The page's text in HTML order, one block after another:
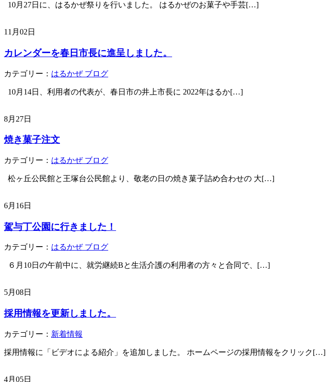
10月27日に、はるかぜ祭りを行いました。 はるかぜのお菓子や手芸[…]
11月02日
カレンダーを春日市長に進呈しました。
カテゴリー： はるかぜ ブログ
10月14日、利用者の代表が、春日市の井上市長に 2022年はるか[…]
8月27日
焼き菓子注文
カテゴリー： はるかぜ ブログ
松ヶ丘公民館と王塚台公民館より、敬老の日の焼き菓子詰め合わせの 大[…]
6月16日
駕与丁公園に行きました！
カテゴリー： はるかぜ ブログ
６月10日の午前中に、就労継続Bと生活介護の利用者の方々と合同で、[…]
5月08日
採用情報を更新しました。
カテゴリー： 新着情報
採用情報に「ビデオによる紹介」を追加しました。 ホームページの採用情報をクリック[…]
4月05日